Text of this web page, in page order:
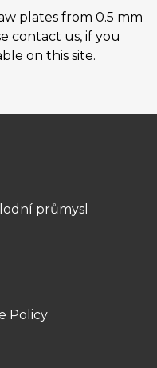
plates from 0.5 mm
contact us, if you
on this site.
průmysl
Policy